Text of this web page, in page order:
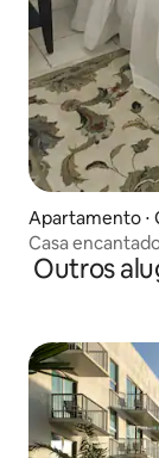
Apartamento ⋅
Casa
Outros